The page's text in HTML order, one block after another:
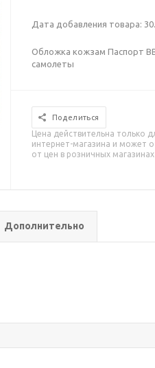
Дата добавления товара:
Обложка кожзам Паспорт
самолеты
Поделиться
Цена действительна только
интернет-магазина и может
от цен в розничных магазинах
Дополнительно